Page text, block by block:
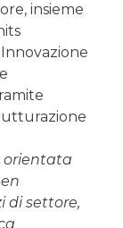
insieme
orientata
di settore,